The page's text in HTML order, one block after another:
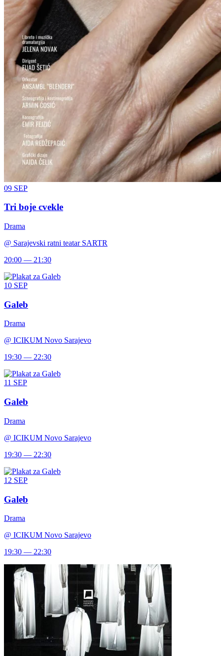
09 SEP
Tri boje cvekle
Drama
@ Sarajevski ratni teatar SARTR
20:00 — 21:30
10 SEP
Galeb
Drama
@ ICIKUM Novo Sarajevo
19:30 — 22:30
11 SEP
Galeb
Drama
@ ICIKUM Novo Sarajevo
19:30 — 22:30
12 SEP
Galeb
Drama
@ ICIKUM Novo Sarajevo
19:30 — 22:30